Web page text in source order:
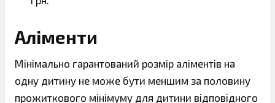
Аліменти
Мінімально гарантований розмір аліментів на
одну дитину не може бути меншим за половину
прожиткового мінімуму для дитини відповідного